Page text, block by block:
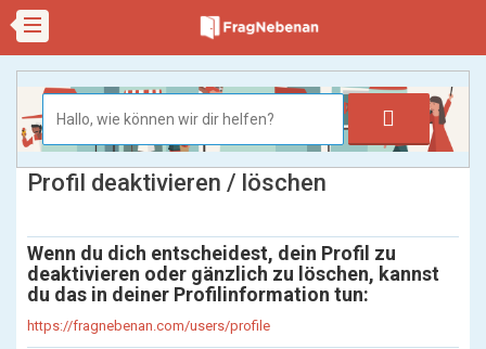
Profil deaktivieren / löschen
Wenn du dich entscheidest, dein Profil zu
deaktivieren oder gänzlich zu löschen, kannst
du das in deiner Profilinformation tun:
https://fragnebenan.com/users/profile